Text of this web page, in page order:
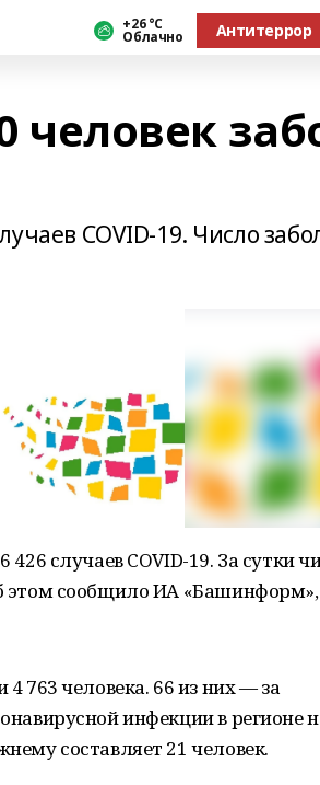
+26 °С
Облачно Антитеррор
человек
COVID-19. Число
случаев COVID-19. За сутки
этом сообщило ИА «Башинформ»,
763 человека. 66 из них — за
инфекции в регионе
составляет 21 человек.